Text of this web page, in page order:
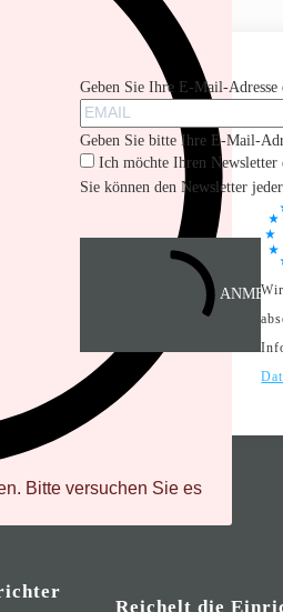
Bitte versuchen Sie es
Geben Sie Ihre E-Mail-Adresse
Geben Sie bitte Ihre E-Mail-
Ich möchte Ihren Newsletter
Sie können den Newsletter
Reichelt die